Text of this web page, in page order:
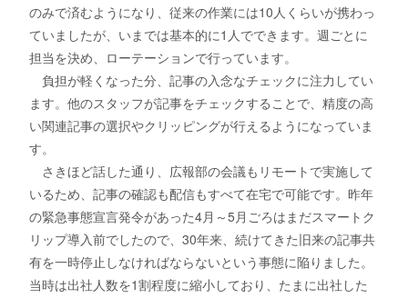
のみで済むようになり、従来の作業には10人くらいが携わっ
ていましたが、いまでは基本的に1人でできます。週ごとに
担当を決め、ローテーションで行っています。
負担が軽くなった分、記事の入念なチェックに注力してい
ます。他のスタッフが記事をチェックすることで、精度の高
い関連記事の選択やクリッピングが行えるようになっていま
す。
さきほど話した通り、広報部の会議もリモートで実施して
いるため、記事の確認も配信もすべて在宅で可能です。昨年
の緊急事態宣言発令があった4月～5月ごろはまだスマートク
リップ導入前でしたので、30年来、続けてきた旧来の記事共
有を一時停止しなければならないという事態に陥りました。
当時は出社人数を1割程度に縮小しており、たまに出社した